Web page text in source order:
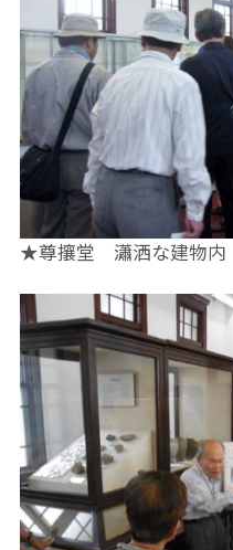
★尊攘堂 瀟洒な建物内